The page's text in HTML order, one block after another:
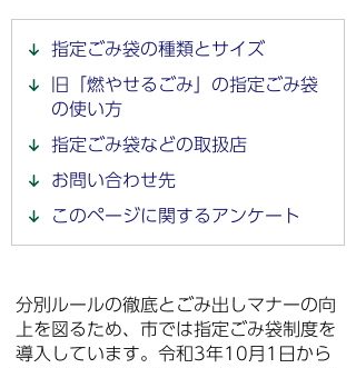
指定ごみ袋の種類とサイズ
旧「燃やせるごみ」の指定ごみ袋
の使い方
指定ごみ袋などの取扱店
お問い合わせ先
このページに関するアンケート
分別ルールの徹底とごみ出しマナーの向
上を図るため、市では指定ごみ袋制度を
導入しています。令和3年10月1日から